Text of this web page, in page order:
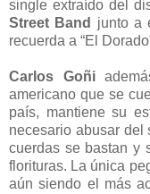
single extraído del
Street Band
junto a
recuerda a “El
Carlos Goñi
americano que se
país, mantiene su
necesario abusar del
cuerdas se bastan y
florituras. La única
aún siendo el más